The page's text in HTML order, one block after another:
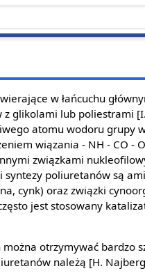
w łańcuchu
glikolami lub poliestrami
atomu wodoru grupy
wiązania - NH - CO -
związkami
poliuretanów są
cynk) oraz związki
jest stosowany
otrzymywać bardzo
należą [H.